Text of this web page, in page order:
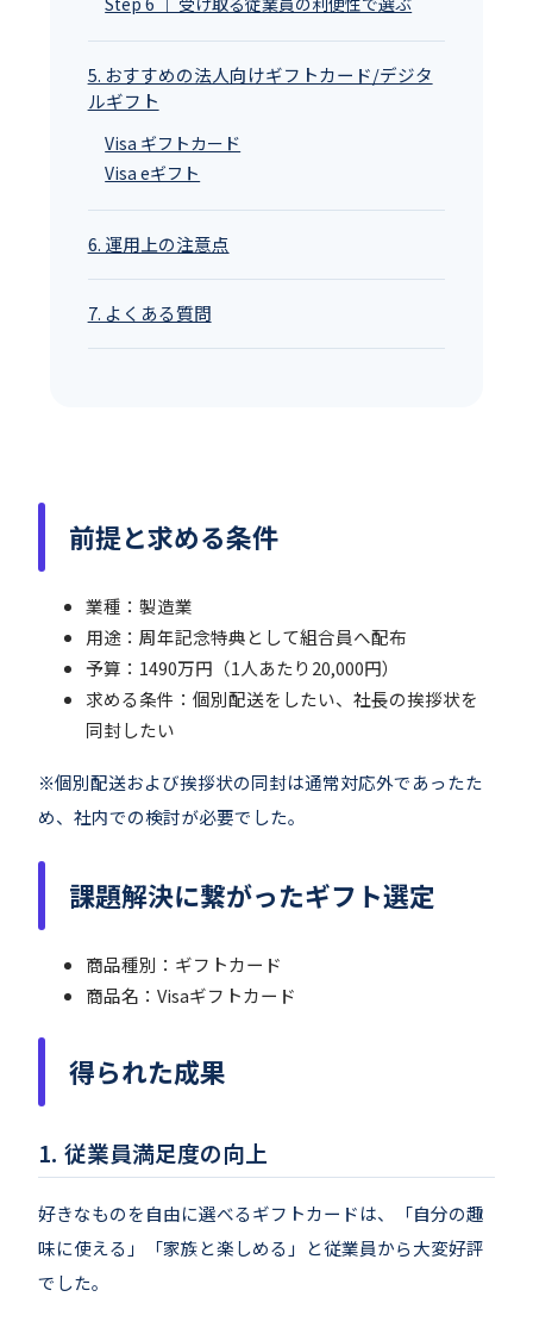
5. おすすめの法人向けギフトカード/デジタ
ルギフト
Visa ギフトカード
Visa eギフト
6. 運用上の注意点
7. よくある質問
前提と求める条件
業種：製造業
用途：周年記念特典として組合員へ配布
予算：1490万円（1人あたり20,000円）
求める条件：個別配送をしたい、社長の挨拶状を
同封したい
※個別配送および挨拶状の同封は通常対応外であったた
め、社内での検討が必要でした。
課題解決に繋がったギフト選定
商品種別：ギフトカード
商品名：Visaギフトカード
得られた成果
従業員満足度の向上
好きなものを自由に選べるギフトカードは、「自分の趣
味に使える」「家族と楽しめる」と従業員から大変好評
でした。